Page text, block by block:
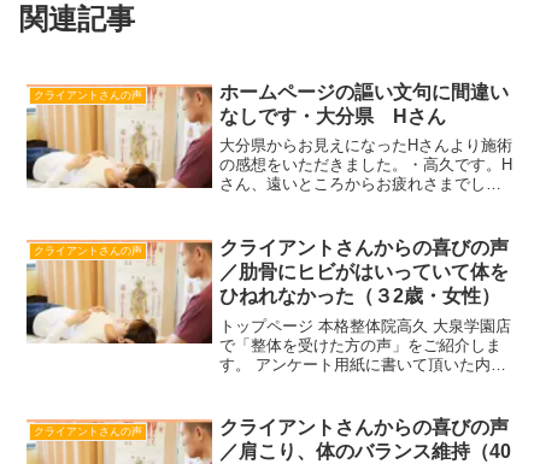
関連記事
クライアントさんの声
ホームページの謳い文句に間違い
なしです・大分県 Hさん
大分県からお見えになったHさんより施術
の感想をいただきました。・高久です。H
さん、遠いところからお疲れさまでし
のお体の感受性が素晴らしいからです。H
さんのような方がいら...
クライアントさんの声
クライアントさんからの喜びの声
／肋骨にヒビがはいっていて体を
ひねれなかった（３2歳・女性）
トップページ 本格整体院高久 大泉学園店
で「整体を受けた方の声」をご紹介しま
す。 アンケート用紙に書いて頂いた内容
た、個人情報を保護するため、ご記入頂
いたお名前はアルフ...
クライアントさんの声
クライアントさんからの喜びの声
／肩こり、体のバランス維持（40